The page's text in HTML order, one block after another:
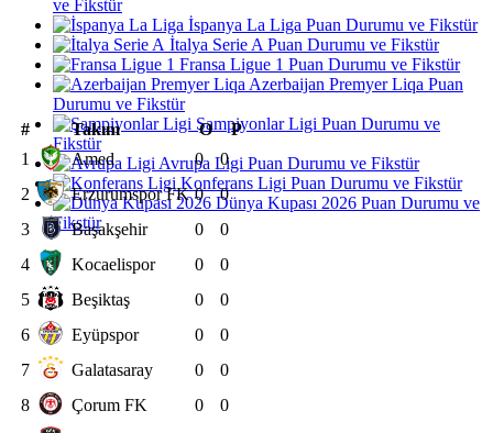
ve Fikstür
İspanya La Liga Puan Durumu ve Fikstür
İtalya Serie A Puan Durumu ve Fikstür
Fransa Ligue 1 Puan Durumu ve Fikstür
Azerbaijan Premyer Liqa Puan
Durumu ve Fikstür
Şampiyonlar Ligi Puan Durumu ve
Fikstür
Avrupa Ligi Puan Durumu ve Fikstür
Konferans Ligi Puan Durumu ve Fikstür
Dünya Kupası 2026 Puan Durumu ve
Fikstür
# Takım O
P
1
Amed 0
0
2
Erzurumspor FK 0
0
3
Başakşehir 0
0
4
Kocaelispor 0
0
5
Beşiktaş 0
0
6
Eyüpspor 0
0
7
Galatasaray 0
0
8
Çorum FK 0
0